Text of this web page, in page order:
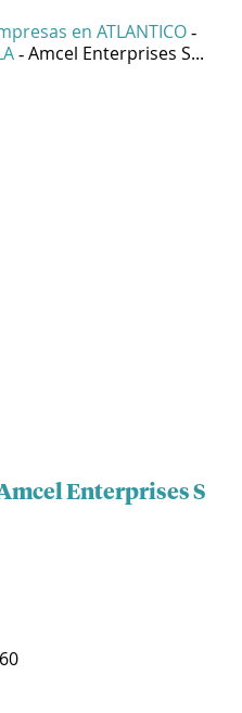
en ATLANTICO -
- Amcel Enterprises S...
Enterprises S